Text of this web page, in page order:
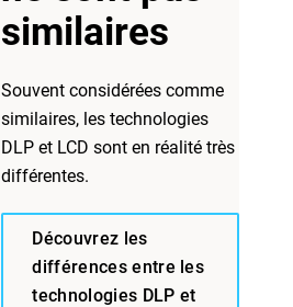
similaires
Souvent considérées comme
similaires, les technologies
DLP et LCD sont en réalité très
différentes.
Découvrez les
différences entre les
technologies DLP et